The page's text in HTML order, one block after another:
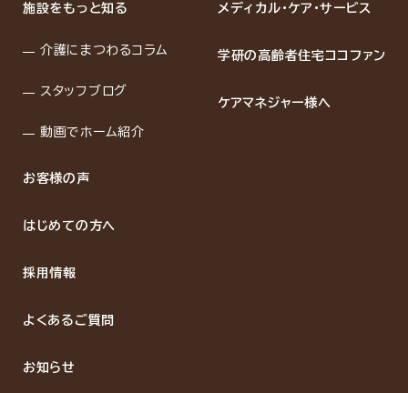
施設をもっと知る
介護にまつわるコラム
スタッフブログ
動画でホーム紹介
お客様の声
はじめての方へ
採用情報
よくあるご質問
お知らせ
メディカル・ケア・サービス
学研の高齢者住宅ココファン
ケアマネジャー様へ